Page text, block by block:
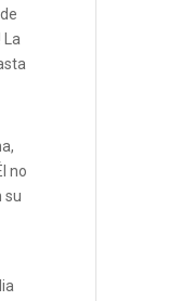
La
no
su